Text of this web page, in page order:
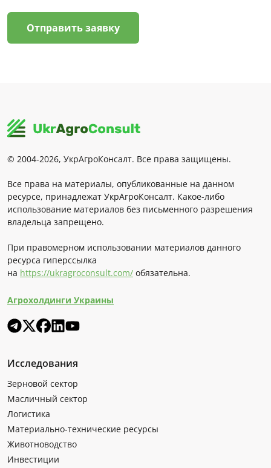
Отправить заявку
© 2004-2026, УкрАгроКонсалт. Все права защищены.
Все права на материалы, опубликованные на данном
ресурсе, принадлежат УкрАгроКонсалт. Какое-либо
использование материалов без письменного разрешения
владельца запрещено.
При правомерном использовании материалов данного
ресурса гиперссылка
на https://ukragroconsult.com/ обязательна.
Агрохолдинги Украины
Исследования
Зерновой сектор
Масличный сектор
Логистика
Материально-технические ресурсы
Животноводство
Инвестиции